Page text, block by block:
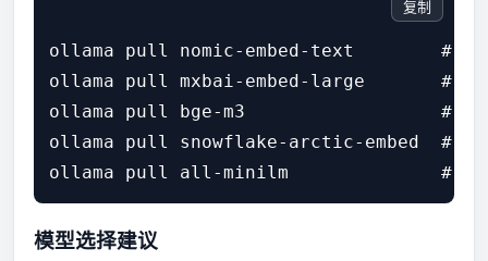
ollama pull nomic-embed-text        # 768维
ollama pull mxbai-embed-large       #
ollama pull bge-m3                  # 1024维
ollama pull snowflake-arctic-embed  #
ollama pull all-minilm              # 384维
复制
模型选择建议